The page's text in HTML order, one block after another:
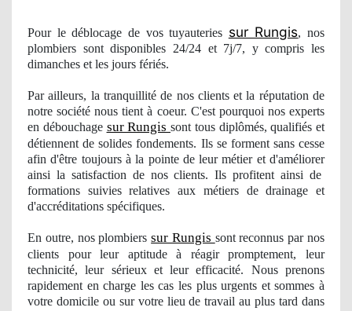
Pour le déblocage de vos tuyauteries sur Rungis, nos
plombiers sont disponibles 24/24 et 7j/7, y compris les
dimanches et les jours fériés.
Par ailleurs, la tranquillité de nos clients et la réputation de
notre société nous tient à coeur. C'est pourquoi nosexperts
en débouchage sur Rungis sont tous diplômés, qualifiés et
détiennent de solides fondements. Ils se forment sans cesse
afin d'être toujours à la pointe de leur métier et d'améliorer
ainsi la satisfaction de nos clients. Ils profitent ainsi de
formations suivies relatives aux métiers de drainage et
d'accréditations spécifiques.
En outre, nosplombierssur Rungis sont reconnus par nos
clients pour leur aptitude à réagir promptement, leur
technicité, leur sérieux et leur efficacité. Nous prenons
rapidement en charge les cas les plus urgents et sommes à
votre domicile ou sur votre lieu de travail au plus tard dans